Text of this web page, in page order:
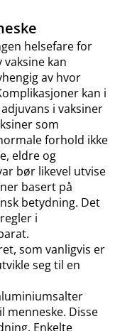
helsefare for
kan
av hvor
kan i
i vaksiner
som
forhold ikke
eldre og
bør likevel utvise
basert på
betydning. Det
i
som vanligvis er
seg til en
menneske. Disse
Enkelte